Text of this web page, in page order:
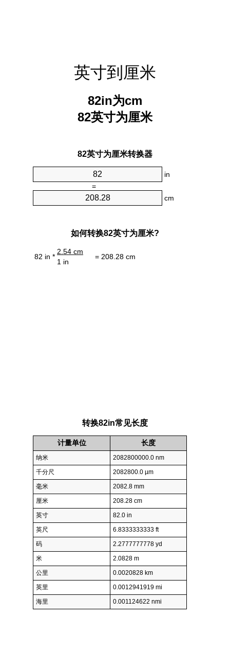
英寸到厘米
82in为cm
82英寸为厘米
82英寸为厘米转换器
in
=
cm
如何转换82英寸为厘米?
82 in *
2.54 cm
= 208.28 cm
1 in
转换82in常见长度
计量单位 长度
纳米
2082800000.0 nm
千分尺
2082800.0 µm
毫米
2082.8 mm
厘米
208.28 cm
英寸
82.0 in
英尺
6.8333333333 ft
码
2.2777777778 yd
米
2.0828 m
公里
0.0020828 km
英里
0.0012941919 mi
海里
0.001124622 nmi